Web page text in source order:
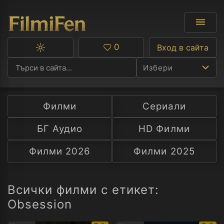
Избери
Ф
С
А
Превключване
тъмна
тема
Любими
0 Вход в сайта
Филми
Сериали
БГ Аудио
HD Филми
Филми 2026
Филми 2025
Всички филми с етикет:
Obsession